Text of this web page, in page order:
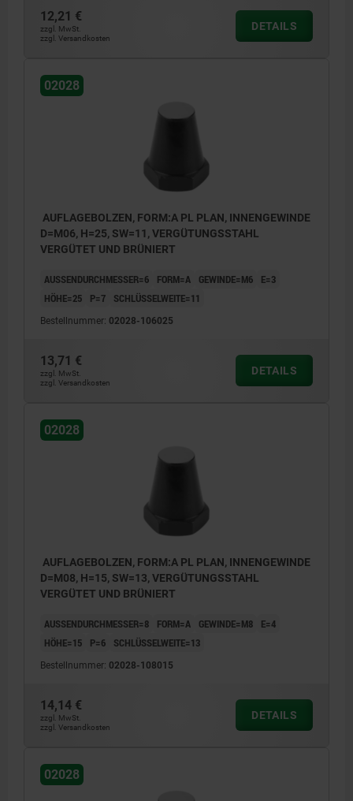
Form B: Kugelfläche
12,21 €
zzgl. MwSt.
zzgl. Versandkosten
DETAILS
02028
AUFLAGEBOLZEN, FORM:A PL PLAN, INNENGEWINDE
D=M06, H=25, SW=11, VERGÜTUNGSSTAHL
VERGÜTET UND BRÜNIERT
AUSSENDURCHMESSER=6 FORM=A GEWINDE=M6
E=3
HÖHE=25
P=7 SCHLÜSSELWEITE=11
Bestellnummer: 02028-106025
13,71 €
zzgl. MwSt.
zzgl. Versandkosten
DETAILS
02028
AUFLAGEBOLZEN, FORM:A PL PLAN, INNENGEWINDE
D=M08, H=15, SW=13, VERGÜTUNGSSTAHL
VERGÜTET UND BRÜNIERT
AUSSENDURCHMESSER=8 FORM=A GEWINDE=M8
E=4
HÖHE=15
P=6 SCHLÜSSELWEITE=13
Bestellnummer: 02028-108015
14,14 €
zzgl. MwSt.
zzgl. Versandkosten
DETAILS
02028